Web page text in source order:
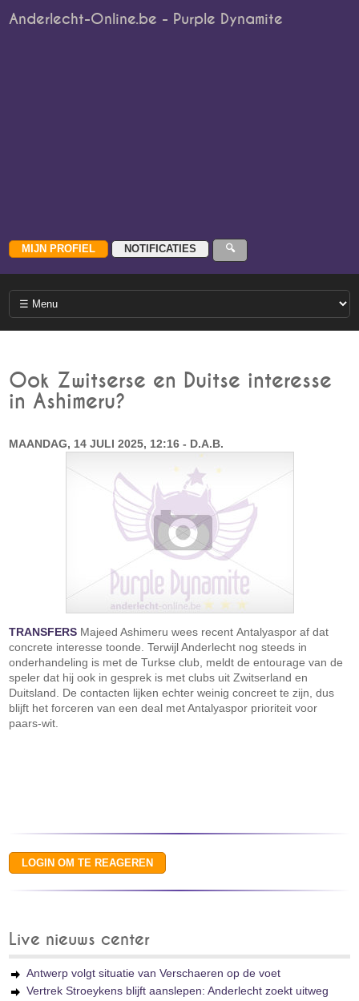
Anderlecht-Online.be - Purple Dynamite
Ook Zwitserse en Duitse interesse
in Ashimeru?
MAANDAG, 14 JULI 2025, 12:16 - D.A.B.
TRANSFERS Majeed Ashimeru wees recent Antalyaspor af dat
concrete interesse toonde. Terwijl Anderlecht nog steeds in
onderhandeling is met de Turkse club, meldt de entourage van de
speler dat hij ook in gesprek is met clubs uit Zwitserland en
Duitsland. De contacten lijken echter weinig concreet te zijn, dus
blijft het forceren van een deal met Antalyaspor prioriteit voor
paars-wit.
Live nieuws center
Antwerp volgt situatie van Verschaeren op de voet
Vertrek Stroeykens blijft aanslepen: Anderlecht zoekt uitweg